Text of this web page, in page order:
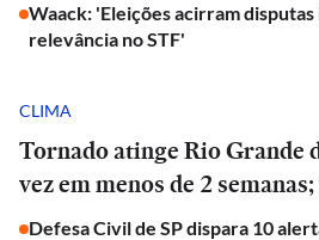
Waack: 'Eleições acirram
relevância no STF'
CLIMA
Tornado atinge Rio Grande
vez em menos de 2
Defesa Civil de SP dispara 10